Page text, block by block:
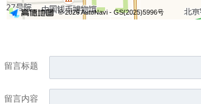
留言标题
留言内容